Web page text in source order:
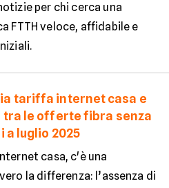
per chi cerca una
FTTH veloce, affidabile e
tariffa internet casa e
tra le offerte fibra senza
a luglio 2025
casa, c'è una
la differenza: l’assenza di